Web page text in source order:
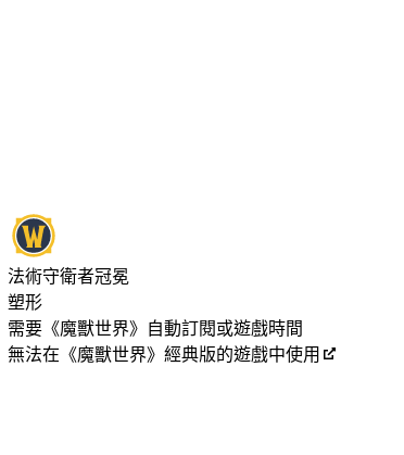
法術守衛者冠冕
塑形
價格
Available actions
需要《魔獸世界》自動訂閱或遊戲時間
無法在《魔獸世界》經典版的遊戲中使用